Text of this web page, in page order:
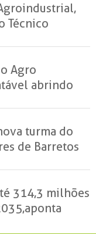
Técnico
Agro
abrindo
turma do
de Barretos
314,3 milhões
aponta